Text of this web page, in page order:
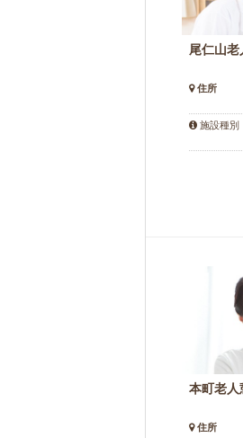
尾仁山老
住所
施設種別
本町老人
住所